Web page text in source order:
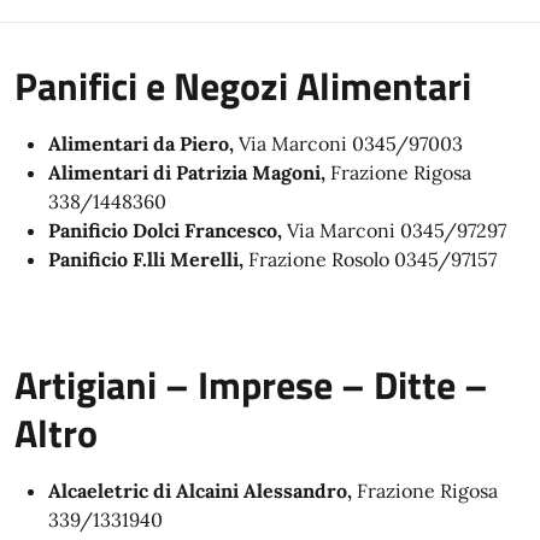
Panifici e Negozi Alimentari
Alimentari da Piero, Via Marconi 0345/97003
Alimentari di Patrizia Magoni, Frazione Rigosa
338/1448360
Panificio Dolci Francesco, Via Marconi 0345/97297
Panificio F.lli Merelli, Frazione Rosolo 0345/97157
Artigiani – Imprese – Ditte –
Altro
Alcaeletric di Alcaini Alessandro, Frazione Rigosa
339/1331940